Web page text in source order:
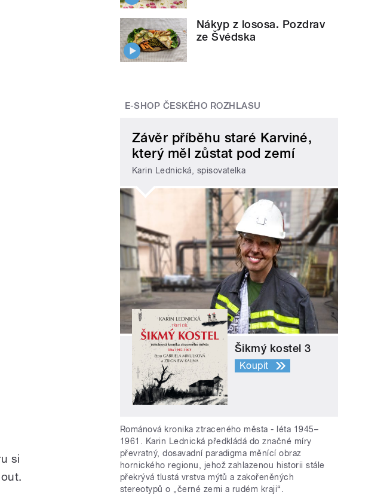
si
Nákyp z lososa. Pozdrav
ze Švédska
E-SHOP ČESKÉHO ROZHLASU
Závěr příběhu staré Karviné,
který měl zůstat pod zemí
Karin Lednická, spisovatelka
Šikmý kostel 3
Koupit
Románová kronika ztraceného města - léta 1945–
1961. Karin Lednická předkládá do značné míry
převratný, dosavadní paradigma měnící obraz
hornického regionu, jehož zahlazenou historii stále
překrývá tlustá vrstva mýtů a zakořeněných
stereotypů o „černé zemi a rudém kraji“.